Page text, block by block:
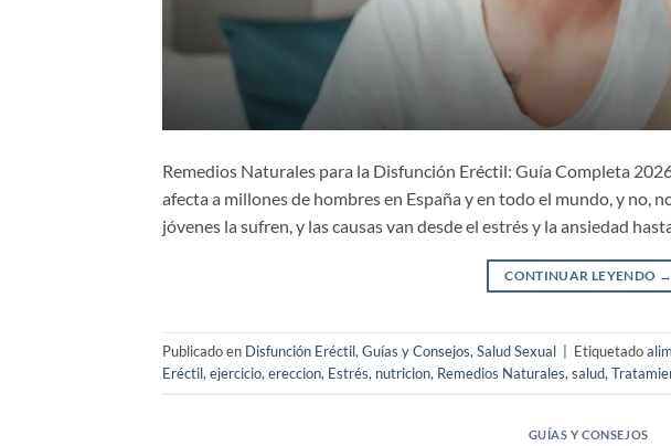
Remedios Naturales para la Disfunción Eréctil: Guía Completa
afecta a millones de hombres en España y en todo el mundo, y no,
jóvenes la sufren, y las causas van desde el estrés y la ansiedad
CONTINUAR LEYENDO →
Publicado en Disfunción Eréctil, Guías y Consejos, Salud Sexual Etiquetado
Eréctil, ejercicio, ereccion, Estrés, nutricion, Remedios Naturales, salud,
GUÍAS Y CONSEJOS